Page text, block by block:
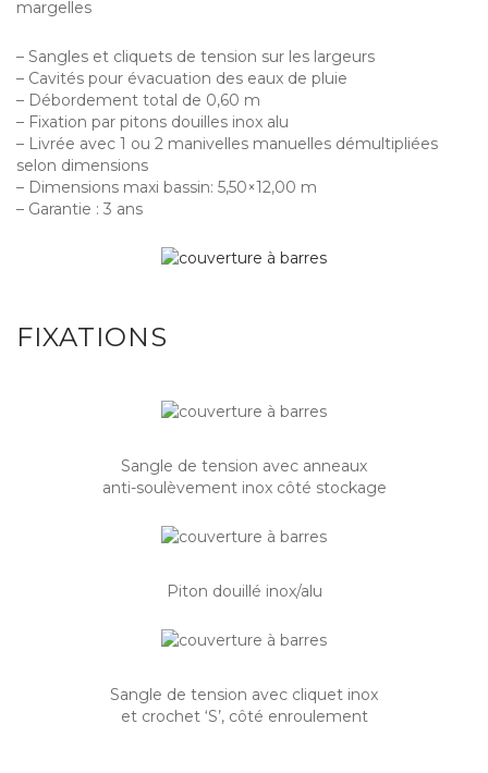
margelles
– Sangles et cliquets de tension sur les largeurs
– Cavités pour évacuation des eaux de pluie
– Débordement total de 0,60 m
– Fixation par pitons douilles inox alu
– Livrée avec 1 ou 2 manivelles manuelles démultipliées
selon dimensions
– Dimensions maxi bassin: 5,50×12,00 m
– Garantie : 3 ans
FIXATIONS
Sangle de tension avec anneaux
anti-soulèvement inox côté stockage
Piton douillé inox/alu
Sangle de tension avec cliquet inox
et crochet ‘S’, côté enroulement